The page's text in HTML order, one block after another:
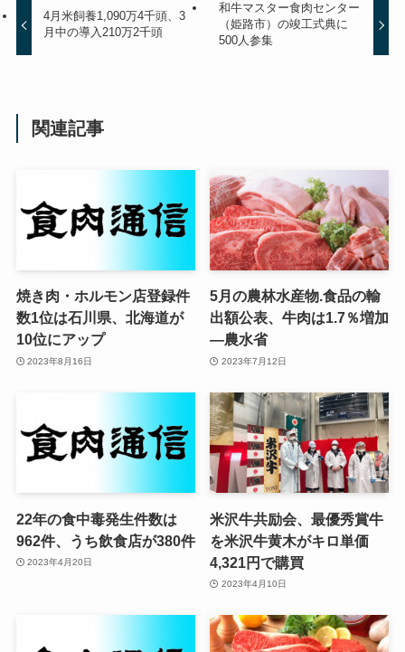
4月米飼養1,090万4千頭、3
月中の導入210万2千頭
和牛マスター食肉センター
（姫路市）の竣工式典に
500人参集
関連記事
焼き肉・ホルモン店登録件
数1位は石川県、北海道が
10位にアップ
2023年8月16日
5月の農林水産物.食品の輸
出額公表、牛肉は1.7％増加
—農水省
2023年7月12日
22年の食中毒発生件数は
962件、うち飲食店が380件
2023年4月20日
米沢牛共励会、最優秀賞牛
を米沢牛黄木がキロ単価
4,321円で購買
2023年4月10日